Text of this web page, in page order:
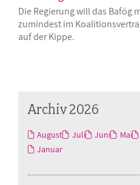
Die Regierung will das Bafög
zumindest im
auf der Kippe.
Archiv 2026
August Juli Juni Mai
Januar